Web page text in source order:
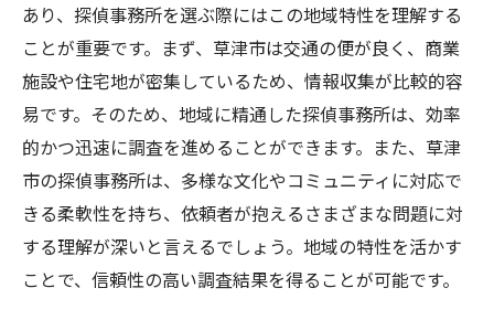
あり、探偵事務所を選ぶ際にはこの地域特性を理解する
ことが重要です。まず、草津市は交通の便が良く、商業
施設や住宅地が密集しているため、情報収集が比較的容
易です。そのため、地域に精通した探偵事務所は、効率
的かつ迅速に調査を進めることができます。また、草津
市の探偵事務所は、多様な文化やコミュニティに対応で
きる柔軟性を持ち、依頼者が抱えるさまざまな問題に対
する理解が深いと言えるでしょう。地域の特性を活かす
ことで、信頼性の高い調査結果を得ることが可能です。